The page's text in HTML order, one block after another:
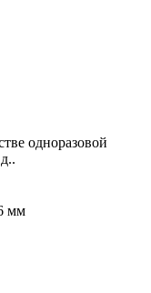
одноразовой
мм